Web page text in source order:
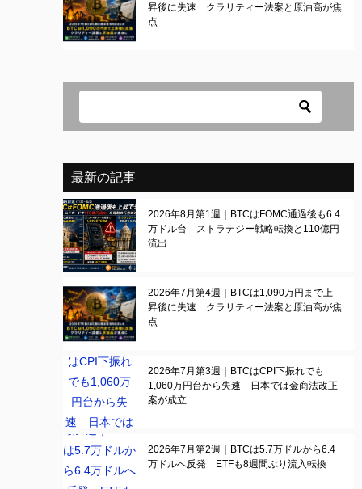
昇後に失速 クラリティー法案と原油高が焦
点
最新の記事
2026年8月第1週｜BTCはFOMC通過後も6.4
万ドル台 ストラテジー戦略転換と110億円
流出
2026年7月第4週｜BTCは1,090万円まで上
昇後に失速 クラリティー法案と原油高が焦
点
2026年7月第3週｜BTCはCPI下振れでも
1,060万円台から失速 日本では金商法改正
案が成立
2026年7月第2週｜BTCは5.7万ドルから6.4
万ドルへ反発 ETFも8週間ぶり流入転換